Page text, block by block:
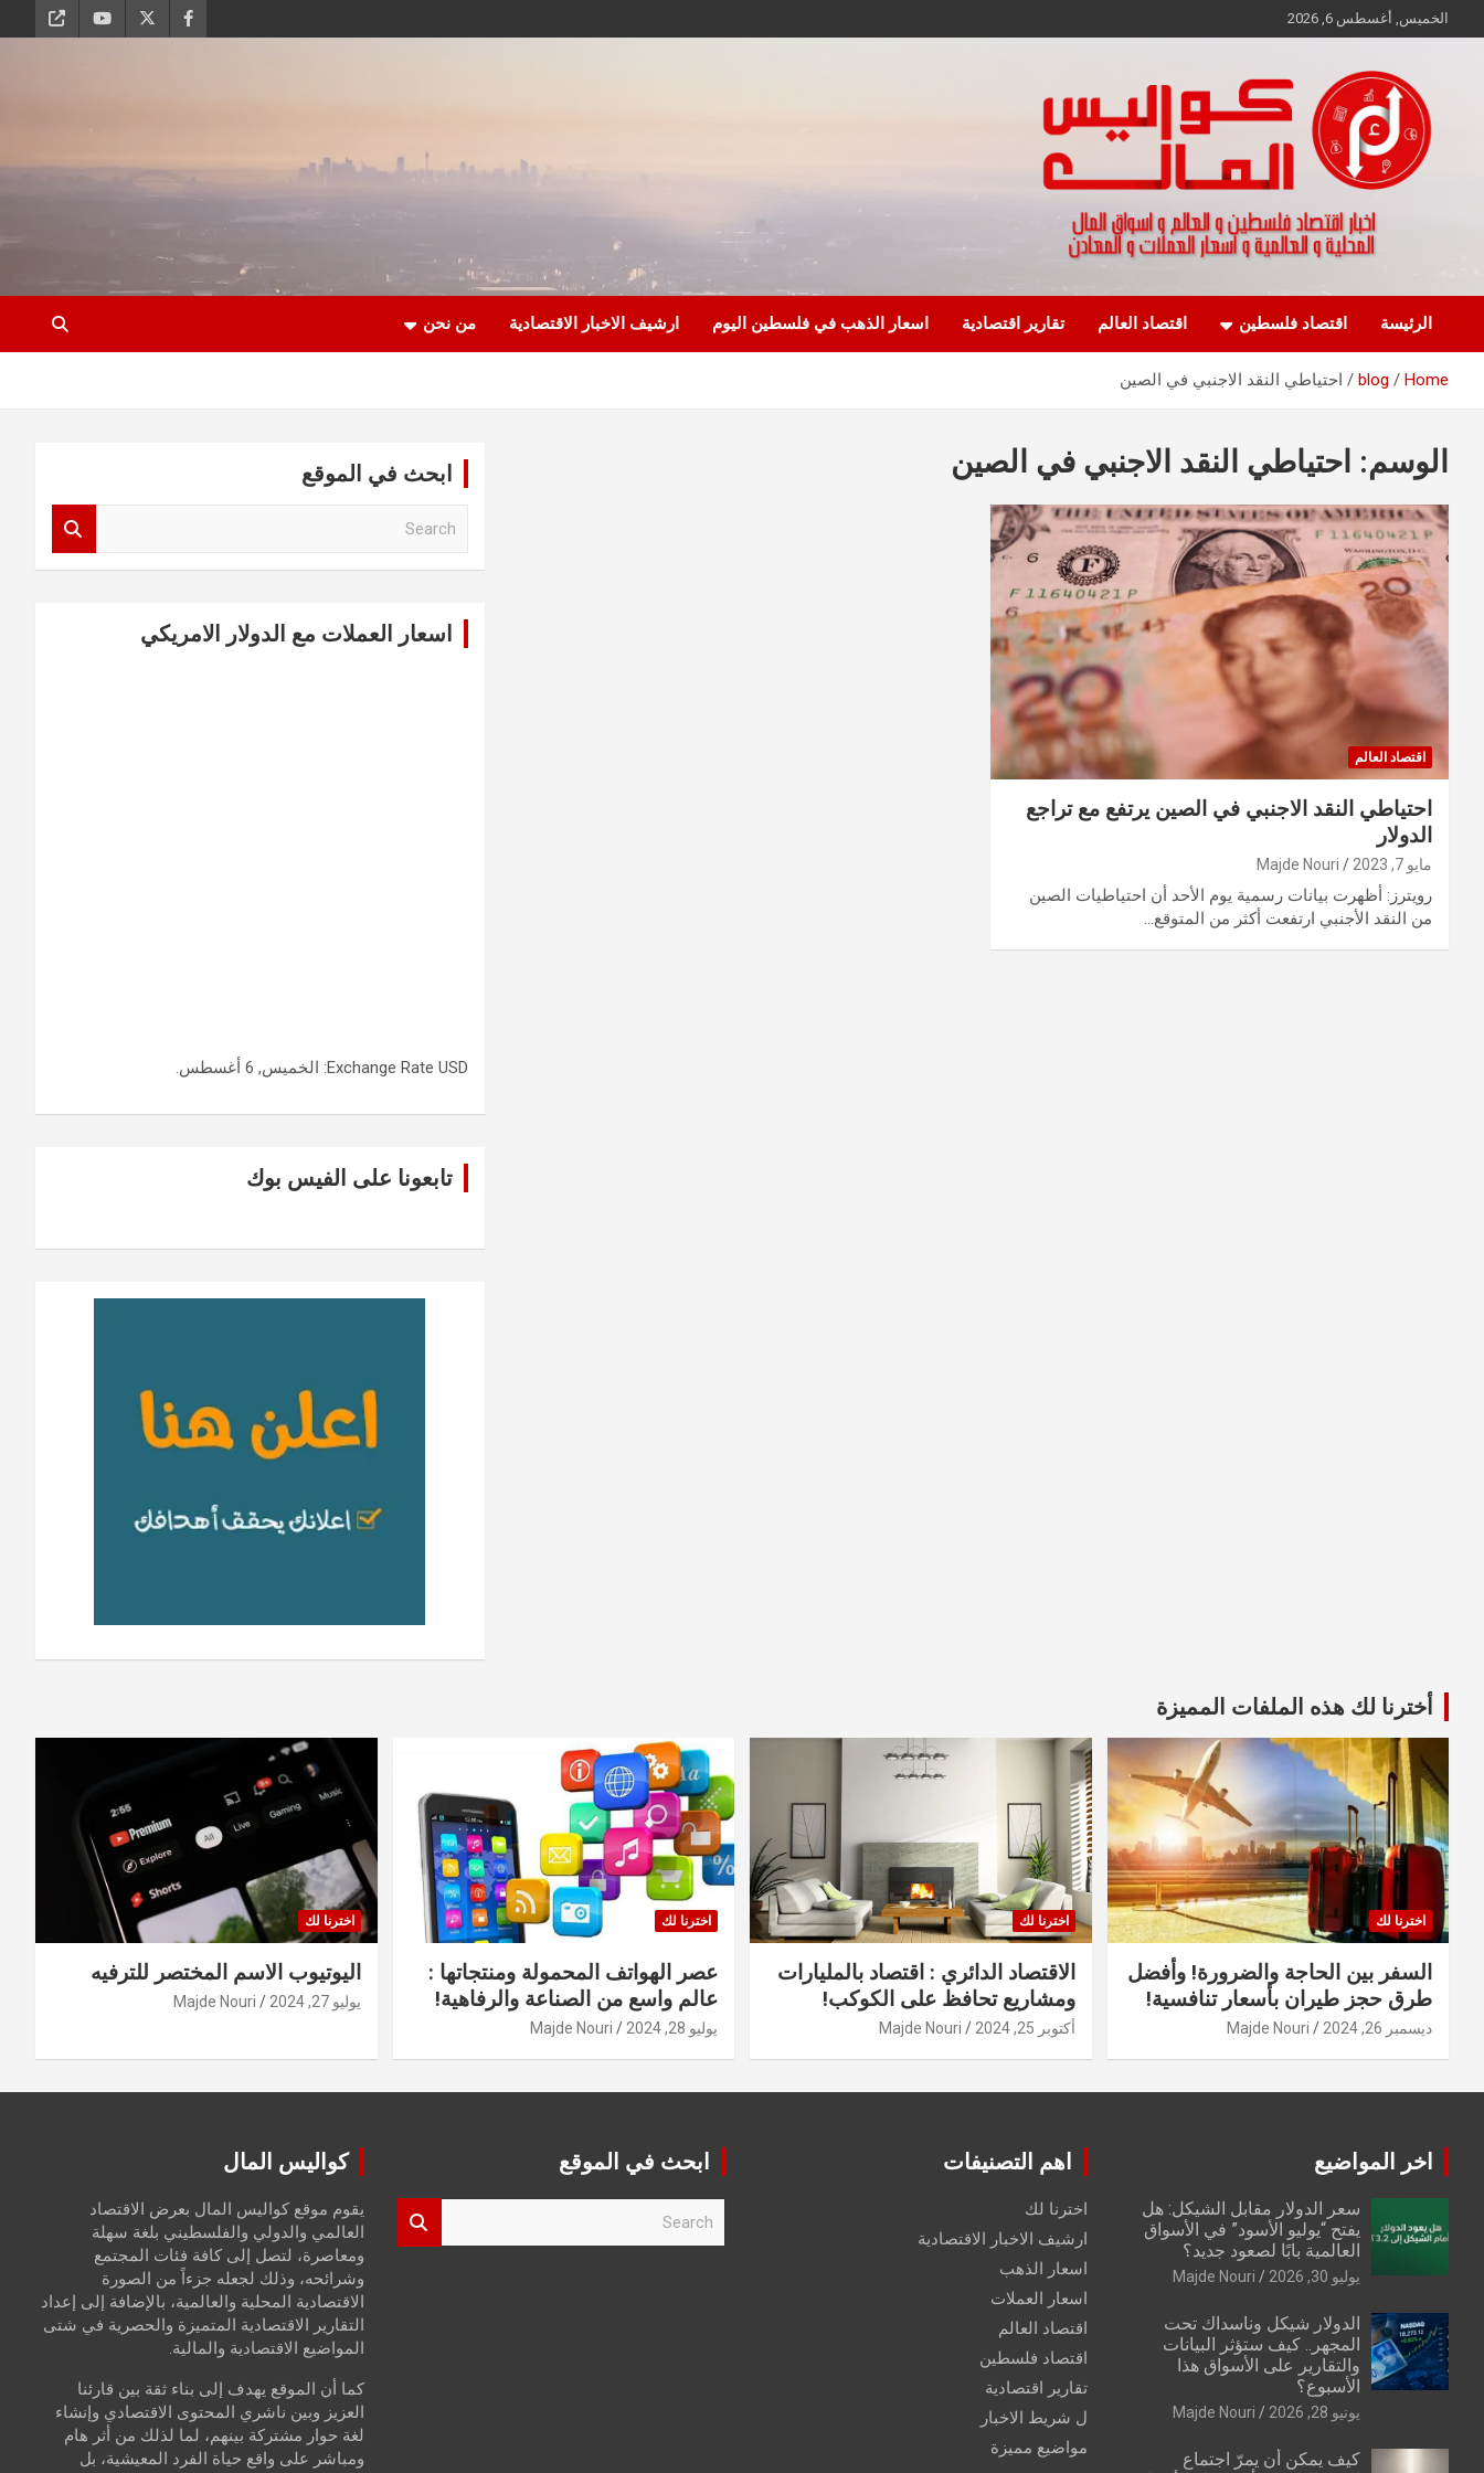
to
الخميس, أغسطس 6, 2026
كواليس المال
الرئيسة اقتصاد فلسطين اقتصاد العالم تقارير اقتصادية اسعار الذهب في فلسطين اليوم ارشيف الاخبار الاقتصادية من نحن
Home
blog احتياطي النقد الاجنبي في الصين
الوسم: احتياطي النقد الاجنبي في الصين
اقتصاد العالم
احتياطي النقد الاجنبي في الصين يرتفع مع تراجع
الدولار
مايو 7, 2023 Majde Nouri
رويترز: أظهرت بيانات رسمية يوم الأحد أن احتياطيات الصين
من النقد الأجنبي ارتفعت أكثر من المتوقع…
ابحث في الموقع
اسعار العملات مع الدولار الامريكي
Exchange Rate USD : الخميس, 6 أغسطس.
تابعونا على الفيس بوك
أخترنا لك هذه الملفات المميزة
اخترنا لك
السفر بين الحاجة والضرورة! وأفضل
طرق حجز طيران بأسعار تنافسية!
ديسمبر 26, 2024 Majde Nouri
اخترنا لك
الاقتصاد الدائري : اقتصاد بالمليارات
ومشاريع تحافظ على الكوكب!
أكتوبر 25, 2024 Majde Nouri
اخترنا لك
عصر الهواتف المحمولة ومنتجاتها :
عالم واسع من الصناعة والرفاهية!
يوليو 28, 2024 Majde Nouri
اخترنا لك
اليوتيوب الاسم المختصر للترفيه
يوليو 27, 2024 Majde Nouri
اخر المواضيع
سعر الدولار مقابل الشيكل: هل
يفتح “يوليو الأسود” في الأسواق
العالمية بابًا لصعود جديد؟
يوليو 30, 2026 Majde Nouri
الدولار شيكل وناسداك تحت
المجهر.. كيف ستؤثر البيانات
والتقارير على الأسواق هذا
الأسبوع؟
يونيو 28, 2026 Majde Nouri
كيف يمكن أن يمرّ اجتماع
اهم التصنيفات
اخترنا لك
ارشيف الاخبار الاقتصادية
اسعار الذهب
اسعار العملات
اقتصاد العالم
اقتصاد فلسطين
تقارير اقتصادية
ل شريط الاخبار
مواضيع مميزة
ابحث في الموقع كواليس المال
يقوم موقع كواليس المال بعرض الاقتصاد
العالمي والدولي والفلسطيني بلغة سهلة
ومعاصرة، لتصل إلى كافة فئات المجتمع
وشرائحه، وذلك لجعله جزءاً من الصورة
الاقتصادية المحلية والعالمية، بالإضافة إلى إعداد
التقارير الاقتصادية المتميزة والحصرية في شتى
المواضيع الاقتصادية والمالية.
كما أن الموقع يهدف إلى بناء ثقة بين قارئنا
العزيز وبين ناشري المحتوى الاقتصادي وإنشاء
لغة حوار مشتركة بينهم، لما لذلك من أثر هام
ومباشر على واقع حياة الفرد المعيشية، بل